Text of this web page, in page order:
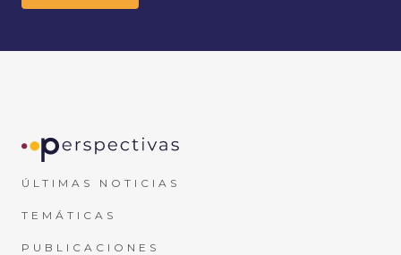
ÚLTIMAS NOTICIAS
TEMÁTICAS
PUBLICACIONES